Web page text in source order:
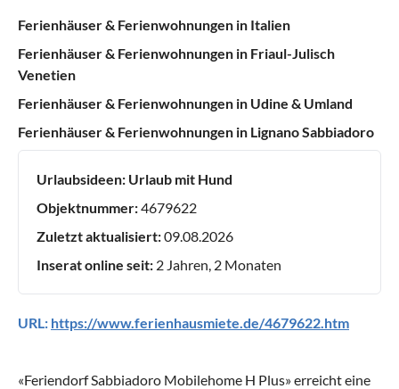
Ferienhäuser & Ferienwohnungen in Italien
Ferienhäuser & Ferienwohnungen in Friaul-Julisch
Venetien
Ferienhäuser & Ferienwohnungen in Udine & Umland
Ferienhäuser & Ferienwohnungen in Lignano Sabbiadoro
Urlaubsideen: Urlaub mit Hund
Objektnummer:4679622
Zuletzt aktualisiert:09.08.2026
Inserat online seit: 2 Jahren, 2 Monaten
URL: https://www.ferienhausmiete.de/4679622.htm
«Feriendorf Sabbiadoro Mobilehome H Plus» erreicht eine